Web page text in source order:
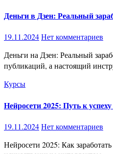
Деньги в Дзен: Реальный
19.11.2024Нет комментариев
Деньги на Дзен: Реальный заработок от 150.000 до 300.000 ₽ ежемесячно Мечтаете о стабильном доходе с минимальными вложениями? Яндекс.Дзен — это не просто платформа для
публикаций, а настоящий
Курсы
Нейросети 2025: Путь к
19.11.2024Нет комментариев
Нейросети 2025: Как заработать миллион, тратя всего 2 часа в день! Готовы ли вы войти в эпоху нейросетей, которая изменит все аспекты жизни? Уже сегодня навыки работы с